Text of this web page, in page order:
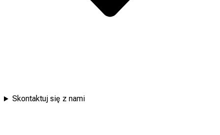
Skontaktuj się z nami